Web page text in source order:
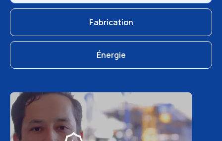
Fabrication
Énergie